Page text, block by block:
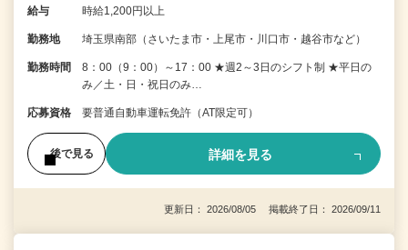
給与 時給1,200円以上
勤務地 埼玉県南部（さいたま市・上尾市・川口市・越谷市など）
勤務時間
8：00（9：00）～17：00 ★週2～3日のシフト制 ★平日の
み／土・日・祝日のみ…
応募資格 要普通自動車運転免許（AT限定可）
後で見る 詳細を見る
更新日： 2026/08/05 掲載終了日： 2026/09/11